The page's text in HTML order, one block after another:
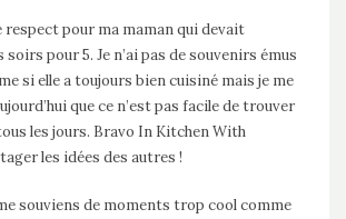
respect pour ma maman qui devait
pour 5. Je n’ai pas de souvenirs émus
si elle a toujours bien cuisiné mais je me
que ce n’est pas facile de trouver
les jours. Bravo In Kitchen With
les idées des autres !
souviens de moments trop cool comme